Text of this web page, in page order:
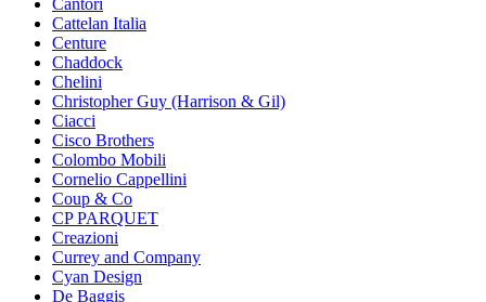
Cantori
Cattelan Italia
Centure
Chaddock
Chelini
Christopher Guy (Harrison & Gil)
Ciacci
Cisco Brothers
Colombo Mobili
Cornelio Cappellini
Coup & Co
CP PARQUET
Creazioni
Currey and Company
Cyan Design
De Baggis